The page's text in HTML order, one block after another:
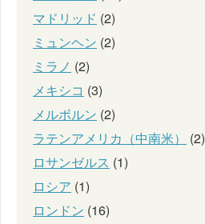
マドリッド (2)
ミュンヘン (2)
ミラノ (2)
メキシコ (3)
メルボルン (2)
ラテンアメリカ（中南米）
(2)
ロサンゼルス (1)
ロシア (1)
ロンドン (16)